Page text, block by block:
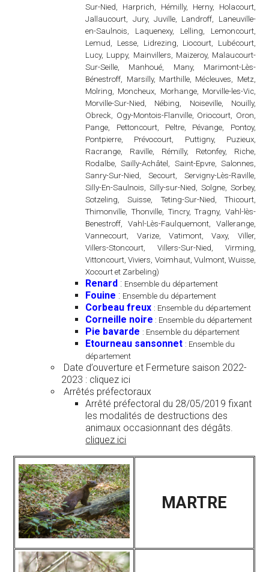
Sur-Nied, Harprich, Hémilly, Herny, Holacourt,
Jallaucourt, Jury, Juville, Landroff, Laneuville-
en-Saulnois, Laquenexy, Lelling, Lemoncourt,
Lemud, Lesse, Lidrezing, Liocourt, Lubécourt,
Lucy, Luppy, Mainvillers, Maizeroy, Malaucourt-
Sur-Seille, Manhoué, Many, Marimont-Lès-
Bénestroff, Marsilly, Marthille, Mécleuves, Metz,
Molring, Moncheux, Morhange, Morville-les-Vic,
Morville-Sur-Nied, Nébing, Noiseville, Nouilly,
Obreck, Ogy-Montois-Flanville, Oriocourt, Oron,
Pange, Pettoncourt, Peltre, Pévange, Pontoy,
Pontpierre, Prévocourt, Puttigny, Puzieux,
Racrange, Raville, Rémilly, Retonfey, Riche,
Rodalbe, Sailly-Achâtel, Saint-Epvre, Salonnes,
Sanry-Sur-Nied, Secourt, Servigny-Lès-Raville,
Silly-En-Saulnois, Silly-sur-Nied, Solgne, Sorbey,
Sotzeling, Suisse, Teting-Sur-Nied, Thicourt,
Thimonville, Thonville, Tincry, Tragny, Vahl-lès-
Benestroff, Vahl-Lès-Faulquemont, Vallerange,
Vannecourt, Varize, Vatimont, Vaxy, Viller,
Villers-Stoncourt, Villers-Sur-Nied, Virming,
Vittoncourt, Viviers, Voimhaut, Vulmont, Wuisse,
Xocourt et Zarbeling)
Renard : Ensemble du département
Fouine : Ensemble du département
Corbeau freux : Ensemble du département
Corneille noire : Ensemble du département
Pie bavarde : Ensemble du département
Etourneau sansonnet : Ensemble du
département
Date d’ouverture et Fermeture saison 2022-
2023 : cliquez ici
Arrêtés préfectoraux
Arrêté préfectoral du 28/05/2019 fixant
les modalités de destructions des
animaux occasionnant des dégâts.
cliquez ici
MARTRE